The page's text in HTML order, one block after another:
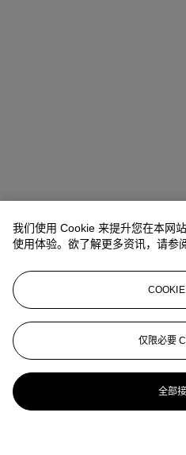
我们使用 Cookie 来提升您在本网
使用体验。欲了解更多资讯，请参
仅限必要
全部